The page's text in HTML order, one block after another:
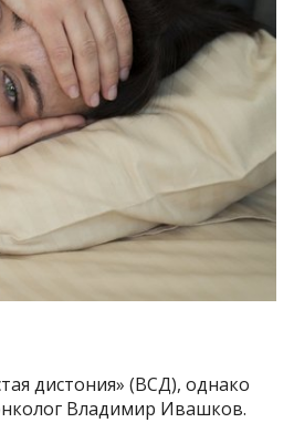
дистония» (ВСД), однако
Владимир Ивашков.